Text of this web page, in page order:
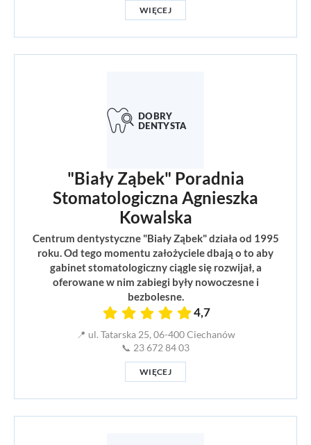
WIĘCEJ
"Biały Ząbek" Poradnia
Stomatologiczna Agnieszka
Kowalska
Centrum dentystyczne "Biały Ząbek" działa od 1995
roku. Od tego momentu założyciele dbają o to aby
gabinet stomatologiczny ciągle się rozwijał, a
oferowane w nim zabiegi były nowoczesne i
bezbolesne.
4,7
📍 ul. Tatarska 25, 06-400 Ciechanów
📞 23 672 84 03
WIĘCEJ